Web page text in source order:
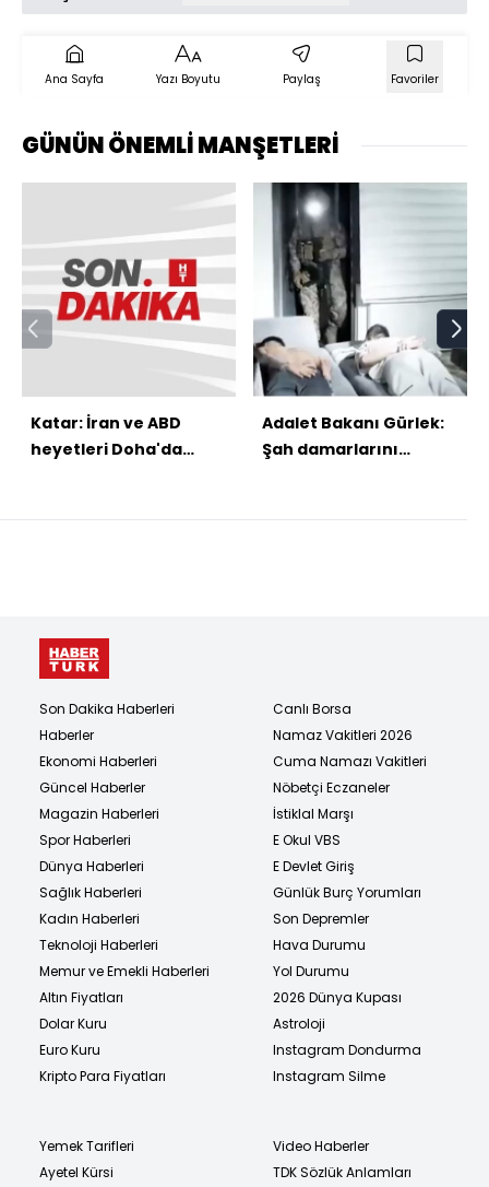
Ana Sayfa Yazı Boyutu Paylaş Favoriler
GÜNÜN ÖNEMLİ MANŞETLERİ
Katar: İran ve ABD
heyetleri Doha'da
Adalet Bakanı Gürlek:
Şah damarlarını
Son Dakika Haberleri
Haberler
Ekonomi Haberleri
Güncel Haberler
Magazin Haberleri
Spor Haberleri
Dünya Haberleri
Sağlık Haberleri
Kadın Haberleri
Teknoloji Haberleri
Memur ve Emekli Haberleri
Altın Fiyatları
Dolar Kuru
Euro Kuru
Kripto Para Fiyatları
Canlı Borsa
Namaz Vakitleri 2026
Cuma Namazı Vakitleri
Nöbetçi Eczaneler
İstiklal Marşı
E Okul VBS
E Devlet Giriş
Günlük Burç Yorumları
Son Depremler
Hava Durumu
Yol Durumu
2026 Dünya Kupası
Astroloji
Instagram Dondurma
Instagram Silme
Yemek Tarifleri
Ayetel Kürsi
Video Haberler
TDK Sözlük Anlamları